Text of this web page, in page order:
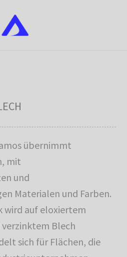
übernimmt
mit
und
Materialen und Farben.
wird auf eloxiertem
Blech
sich für Flächen, die